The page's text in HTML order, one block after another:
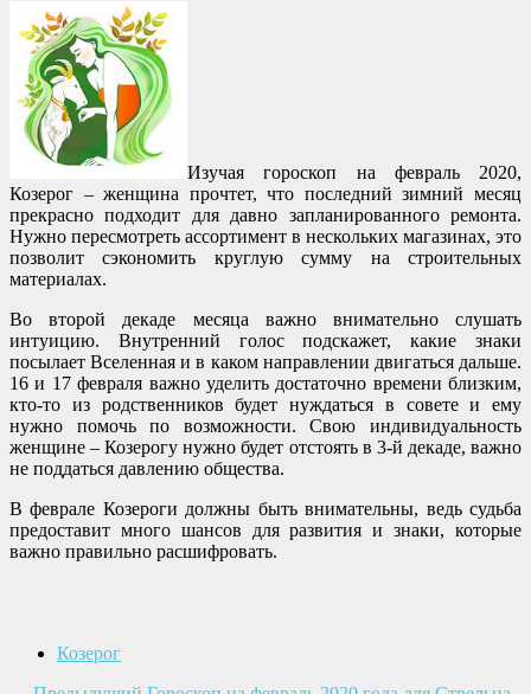
Изучая гороскоп на февраль 2020,
Козерог – женщина прочтет, что последний зимний месяц
прекрасно подходит для давно запланированного ремонта.
Нужно пересмотреть ассортимент в нескольких магазинах, это
позволит сэкономить круглую сумму на строительных
материалах.
Во второй декаде месяца важно внимательно слушать
интуицию. Внутренний голос подскажет, какие знаки
посылает Вселенная и в каком направлении двигаться дальше.
16 и 17 февраля важно уделить достаточно времени близким,
кто-то из родственников будет нуждаться в совете и ему
нужно помочь по возможности. Свою индивидуальность
женщине – Козерогу нужно будет отстоять в 3-й декаде, важно
не поддаться давлению общества.
В феврале Козероги должны быть внимательны, ведь судьба
предоставит много шансов для развития и знаки, которые
важно правильно расшифровать.
Козерог